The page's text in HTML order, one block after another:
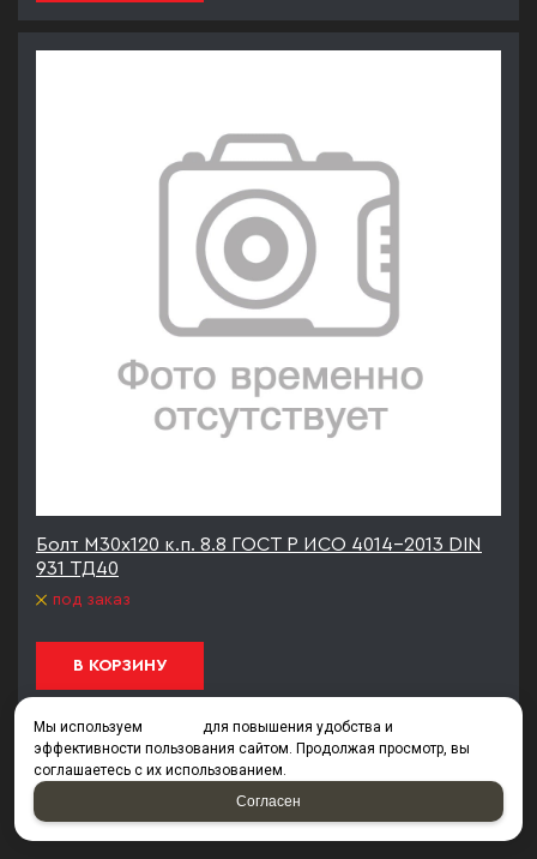
Болт М30х120 к.п. 8.8 ГОСТ Р ИСО 4014-2013 DIN
931 ТД40
под заказ
В КОРЗИНУ
1 2 3 4 5 6 7 8 9 10 из
10
Мы используем
для повышения удобства и
эффективности пользования сайтом. Продолжая просмотр, вы
соглашаетесь с их использованием.
Согласен